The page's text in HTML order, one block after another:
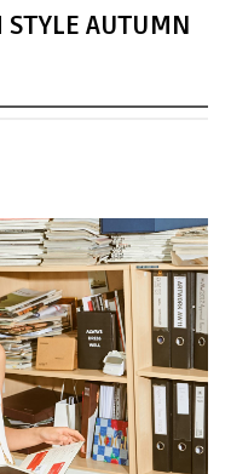
STYLE AUTUMN